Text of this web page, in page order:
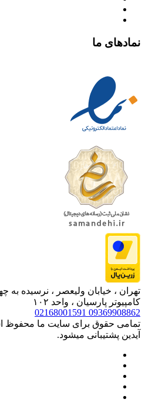
نمادهای ما
تهران ، خیابان ولیعصر ، نرسیده به
کامپیوتر پارسیان ، واحد ۱۰۲
09369908862
02168001591
تمامی حقوق برای سایت ما
آیدین پشتیبانی میشود.